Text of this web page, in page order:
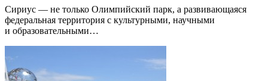
Сириус — не только Олимпийский парк, а развивающаяся
федеральная территория с культурными, научными
и образовательными…